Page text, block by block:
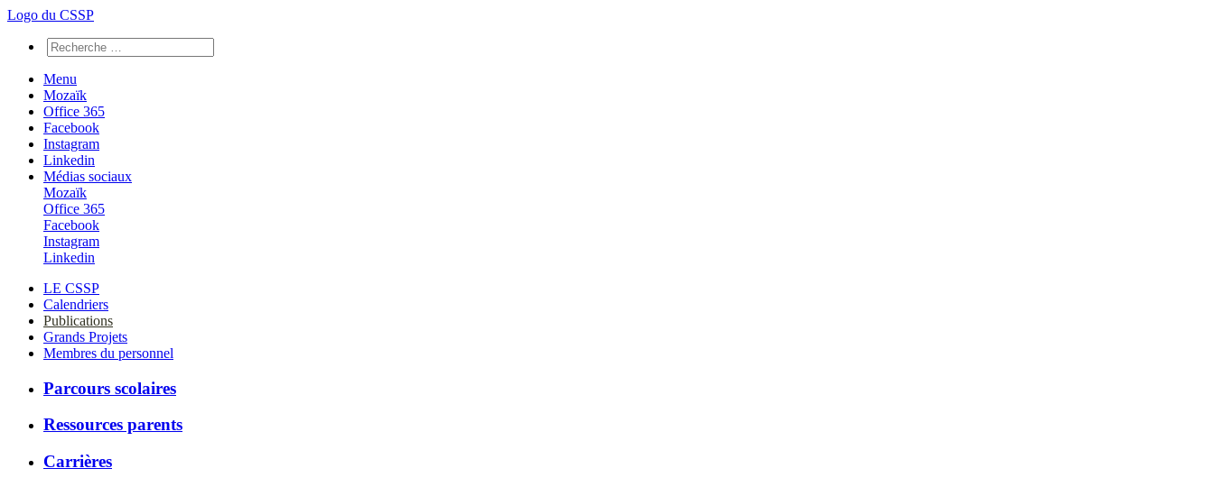
Logo du CSSP
Menu
Mozaïk
Office 365
Facebook
Instagram
Linkedin
Médias sociaux
Mozaïk
Office 365
Facebook
Instagram
Linkedin
LE CSSP
Calendriers
Publications
Grands Projets
Membres du personnel
Parcours scolaires
Ressources parents
Carrières